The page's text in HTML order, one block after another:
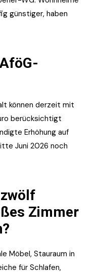
günstiger, haben
können derzeit mit
berücksichtigt
Erhöhung auf
Juni 2026 noch
Zimmer
Möbel, Stauraum in
für Schlafen,